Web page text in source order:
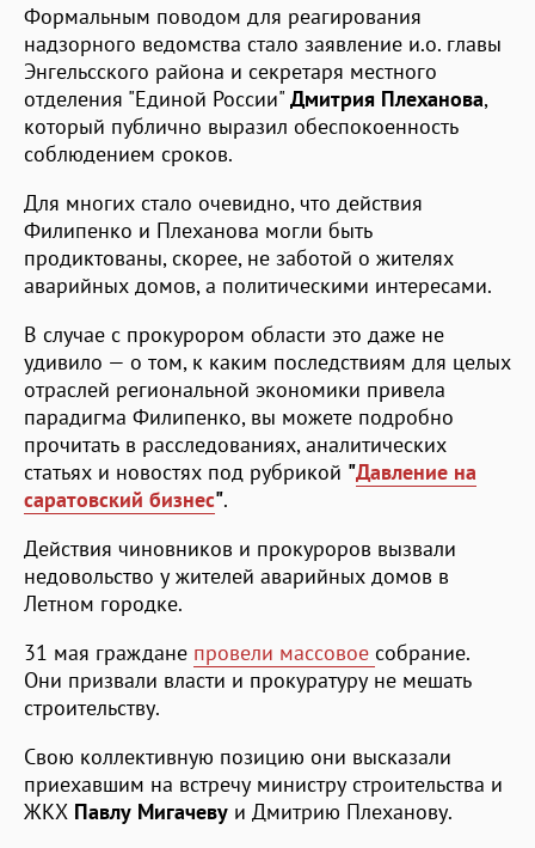
Формальным поводом для реагирования
надзорного ведомства стало заявление и.о. главы
Энгельсского района и секретаря местного
отделения "Единой России" Дмитрия Плеханова,
который публично выразил обеспокоенность
соблюдением сроков.
Для многих стало очевидно, что действия
Филипенко и Плеханова могли быть
продиктованы, скорее, не заботой о жителях
аварийных домов, а политическими интересами.
В случае с прокурором области это даже не
удивило — о том, к каким последствиям для целых
отраслей региональной экономики привела
парадигма Филипенко, вы можете подробно
прочитать в расследованиях, аналитических
статьях и новостях под рубрикой "Давление на
саратовский бизнес".
Действия чиновников и прокуроров вызвали
недовольство у жителей аварийных домов в
Летном городке.
31 мая граждане провели массовое собрание.
Они призвали власти и прокуратуру не мешать
строительству.
Свою коллективную позицию они высказали
приехавшим на встречу министру строительства и
ЖКХ Павлу Мигачеву и Дмитрию Плеханову.